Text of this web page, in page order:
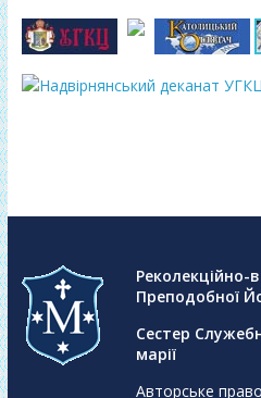
Реколекційно-
Преподобної
Сестер
марії
Авторське